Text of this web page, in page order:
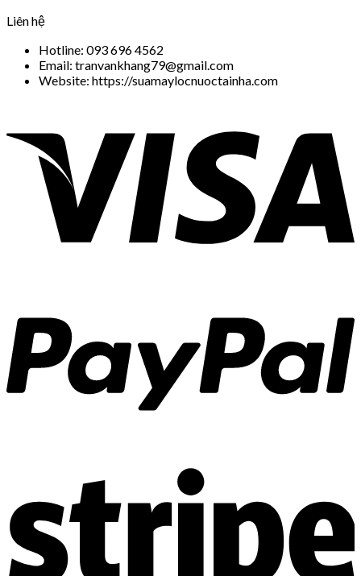
Liên hệ
Hotline: 093 696 4562
Email: tranvankhang79@gmail.com
Website: https://suamaylocnuoctainha.com